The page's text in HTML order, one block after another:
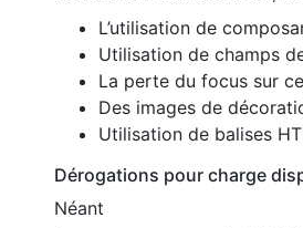
L’utilisation de
Utilisation de champs
La perte du focus sur
Des images de
Utilisation de balises
Dérogations pour charge
Néant